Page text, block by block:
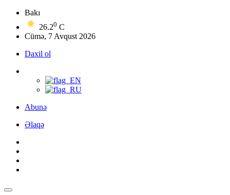
Bakı
26.20 C
Cümə, 7 Avqust 2026
Daxil ol
Abunə
Əlaqə